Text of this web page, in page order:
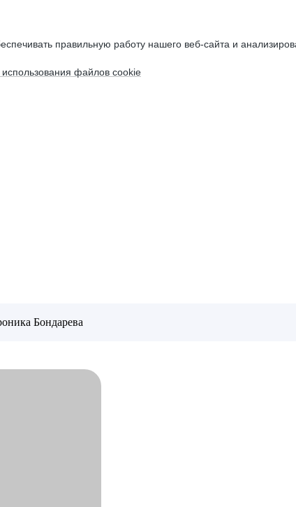
правильную работу нашего веб-сайта и
файлов cookie
Бондарева